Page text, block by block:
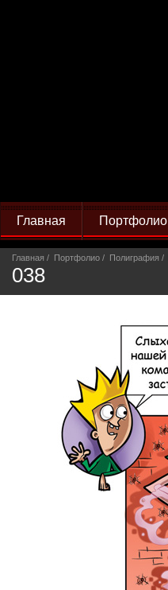
Главная Портфолио
Главная Портфолио Полиграфия
038